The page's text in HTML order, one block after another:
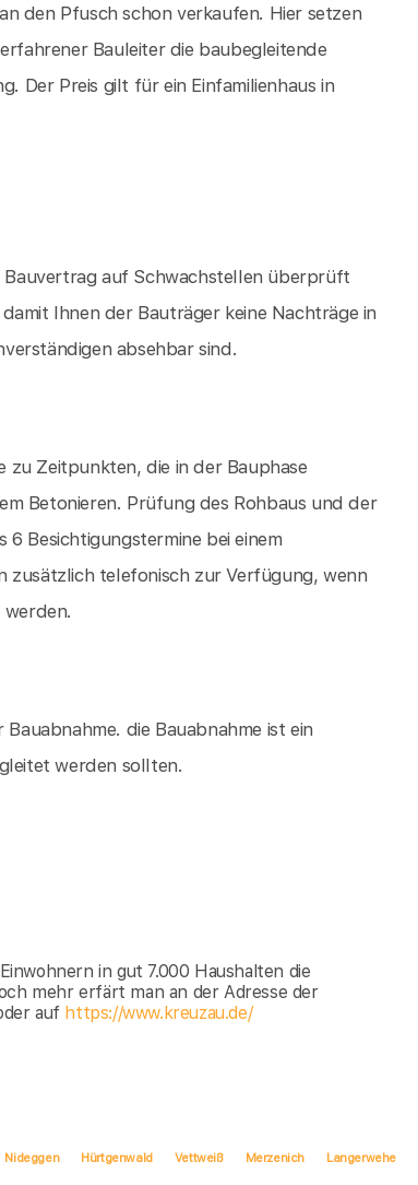
den Pfusch schon verkaufen. Hier setzen
Bauleiter die baubegleitende
Der Preis gilt für ein Einfamilienhaus in
auf Schwachstellen überprüft
Ihnen der Bauträger keine Nachträge in
absehbar sind.
zu Zeitpunkten, die in der Bauphase
Betonieren. Prüfung des Rohbaus und der
Besichtigungstermine bei einem
zusätzlich telefonisch zur Verfügung, wenn
die Bauabnahme ist ein
werden sollten.
in gut 7.000 Haushalten die
mehr erfärt man an der Adresse der
auf https://www.kreuzau.de/
Nideggen Hürtgenwald Vettweiß Merzenich Langerwehe